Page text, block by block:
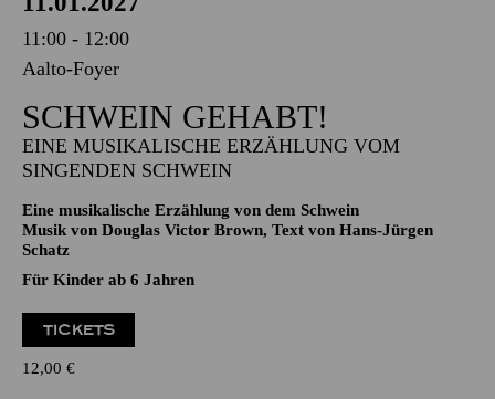
ESSENER PHILHARMONIKER
Montag
11.01.2027
11:00 - 12:00
Aalto-Foyer
SCHWEIN GEHABT!
EINE MUSIKALISCHE ERZÄHLUNG VOM
SINGENDEN SCHWEIN
Eine musikalische Erzählung von dem Schwein
Schatz
Für Kinder ab 6 Jahren